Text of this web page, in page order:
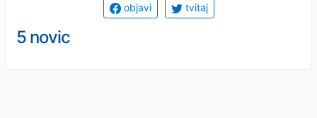
objavi tvitaj
5 novic